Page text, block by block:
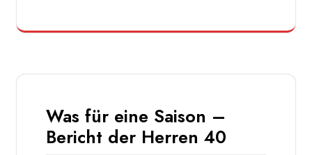
Was für eine Saison –
Bericht der Herren 40